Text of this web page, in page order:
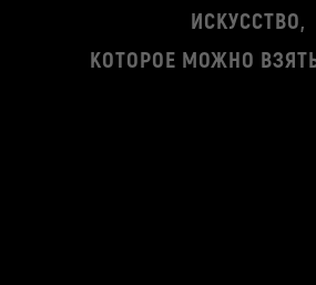
ИСКУССТВО,
КОТОРОЕ МОЖНО